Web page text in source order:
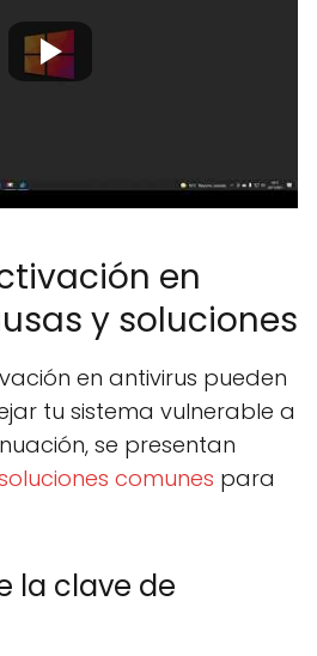
en
y soluciones
en antivirus pueden
tu sistema vulnerable a
se presentan
comunes para
la clave de